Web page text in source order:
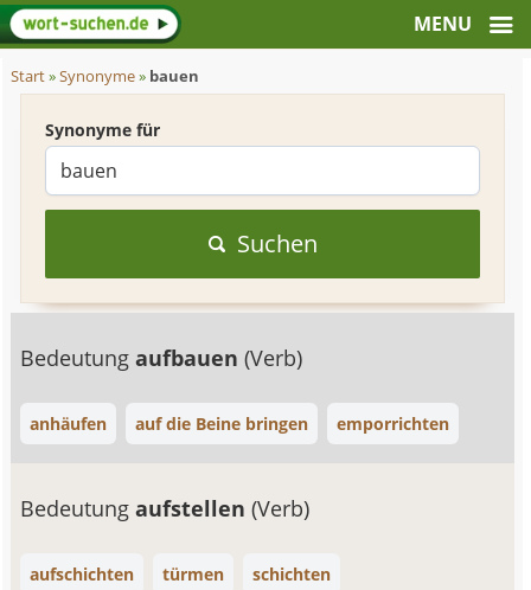
Start»Synonyme» bauen
Synonyme für
Suchen
Bedeutungaufbauen(Verb)
anhäufen auf die Beine bringen emporrichten
Bedeutungaufstellen(Verb)
aufschichten türmen schichten